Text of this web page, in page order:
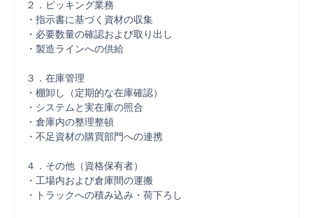
２．ピッキング業務
・指示書に基づく資材の収集
・必要数量の確認および取り出し
・製造ラインへの供給
３．在庫管理
・棚卸し（定期的な在庫確認）
・システムと実在庫の照合
・倉庫内の整理整頓
・不足資材の購買部門への連携
４．その他（資格保有者）
・工場内および倉庫間の運搬
・トラックへの積み込み・荷下ろし